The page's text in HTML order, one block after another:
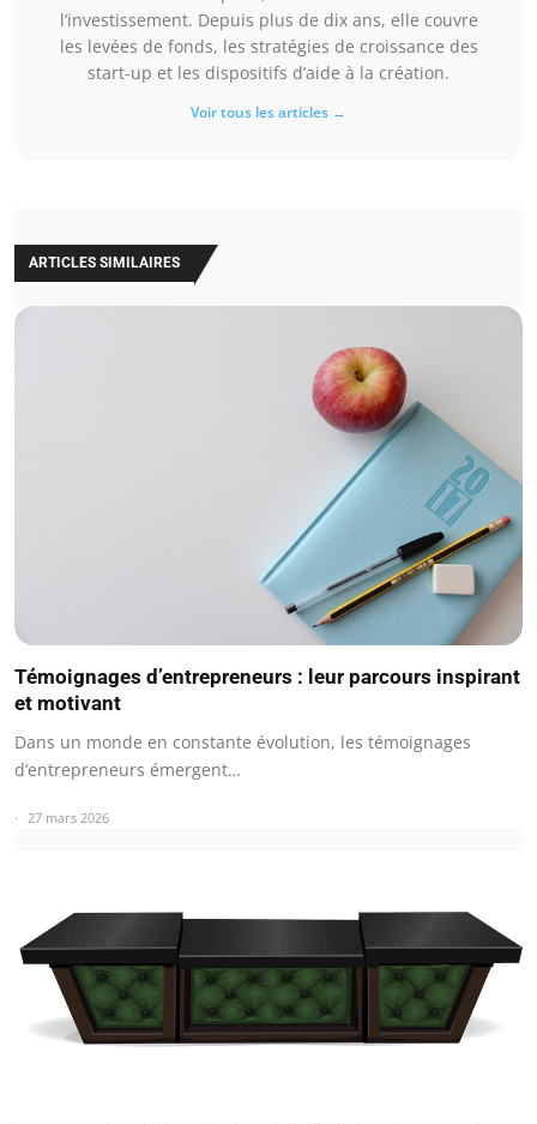
l’investissement. Depuis plus de dix ans, elle couvre
les levées de fonds, les stratégies de croissance des
start-up et les dispositifs d’aide à la création.
Voir tous les articles →
ARTICLES SIMILAIRES
Témoignages d’entrepreneurs : leur parcours inspirant
et motivant
Dans un monde en constante évolution, les témoignages
d’entrepreneurs émergent…
27 mars 2026